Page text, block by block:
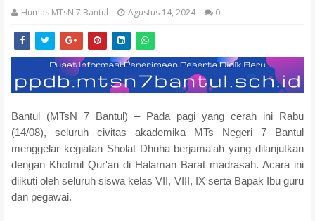
Humas MTsN 7 Bantul Agustus 14, 2024 0
Bantul (MTsN 7 Bantul) – Pada pagi yang cerah ini Rabu
(14/08), seluruh civitas akademika MTs Negeri 7 Bantul
menggelar kegiatan Sholat Dhuha berjama'ah yang dilanjutkan
dengan Khotmil Qur'an di Halaman Barat madrasah. Acara ini
diikuti oleh seluruh siswa kelas VII, VIII, IX serta Bapak Ibu guru
dan pegawai.